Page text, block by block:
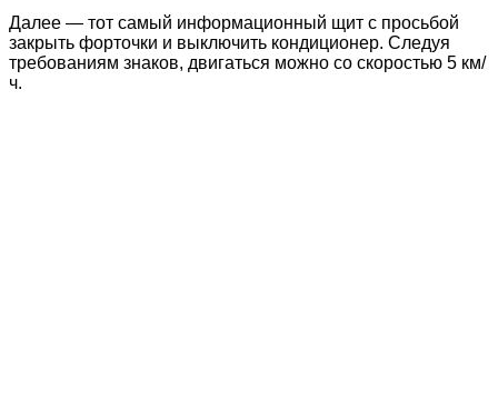
Далее — тот самый информационный щит с просьбой
закрыть форточки и выключить кондиционер. Следуя
требованиям знаков, двигаться можно со скоростью 5 км/
ч.